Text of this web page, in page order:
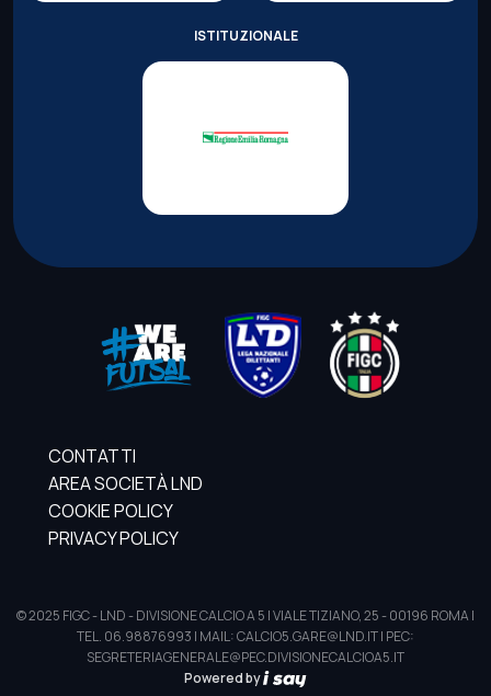
ISTITUZIONALE
CONTATTI
AREA SOCIETÀ LND
COOKIE POLICY
PRIVACY POLICY
© 2025 FIGC - LND - DIVISIONE CALCIO A 5 | VIALE TIZIANO, 25 - 00196 ROMA |
TEL. 06.98876993 | MAIL: CALCIO5.GARE@LND.IT | PEC:
SEGRETERIAGENERALE@PEC.DIVISIONECALCIOA5.IT
Powered by